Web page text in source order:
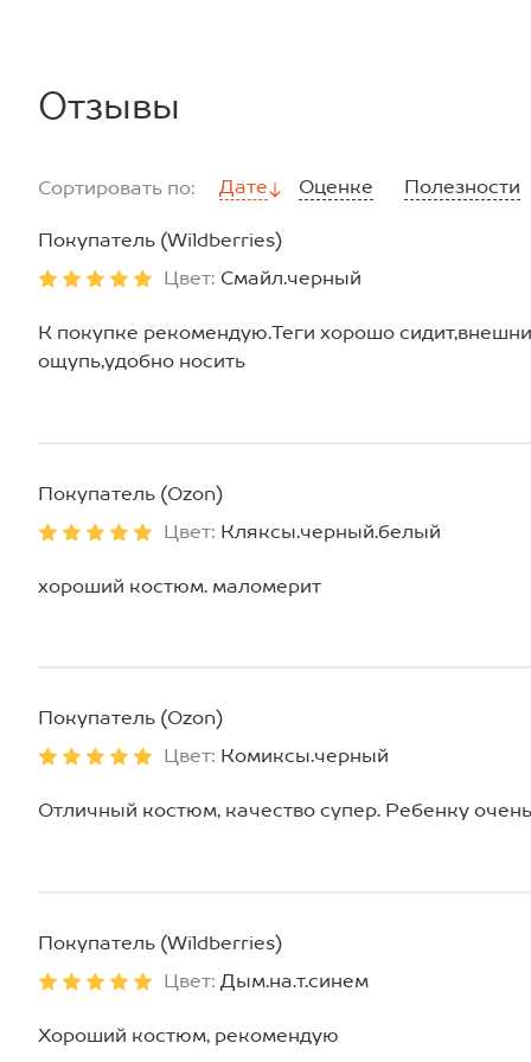
Отзывы
Сортировать по: Дате Оценке Полезности
Покупатель (Wildberries)
Цвет: Смайл.черный
К покупке рекомендую.Теги хорошо
ощупь,удобно носить
Покупатель (Ozon)
Цвет: Кляксы.черный.белый
хороший костюм. маломерит
Покупатель (Ozon)
Цвет: Комиксы.черный
Отличный костюм, качество супер. Ребенку
Покупатель (Wildberries)
Цвет: Дым.на.т.синем
Хороший костюм, рекомендую